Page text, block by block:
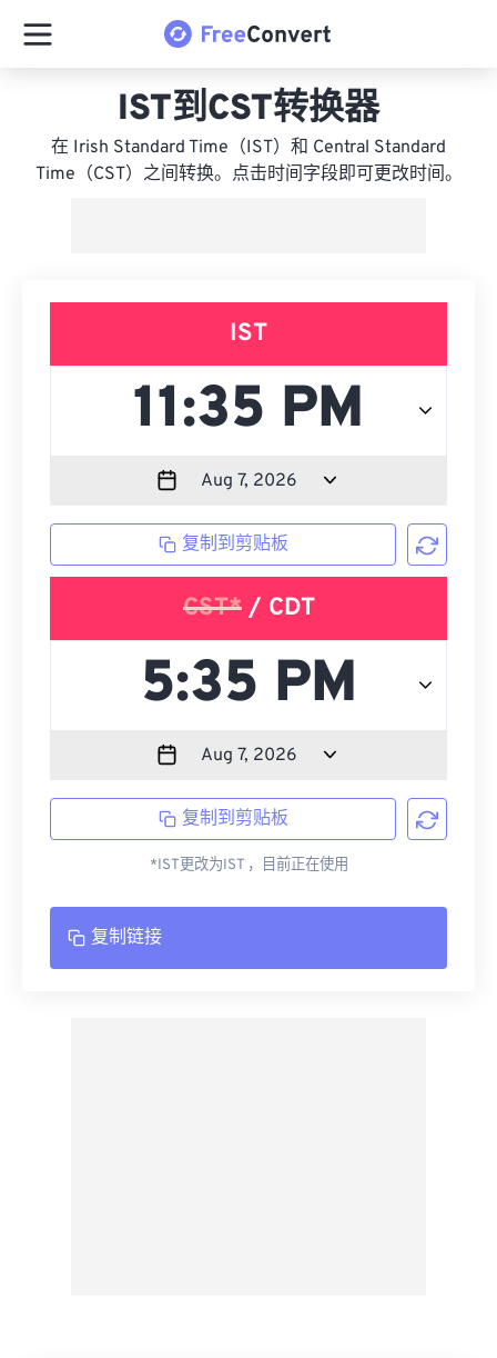
IST到CST转换器
在 Irish Standard Time（IST）和 Central Standard
Time（CST）之间转换。点击时间字段即可更改时间。
IST
复制到剪贴板
CST*/ CDT
复制到剪贴板
*IST更改为IST ，目前正在使用
复制链接